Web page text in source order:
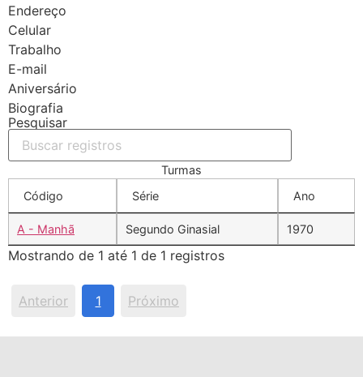
Endereço
Celular
Trabalho
E-mail
Aniversário
Biografia
Pesquisar
Turmas
Código
Série Ano
A - Manhã Segundo Ginasial 1970
Mostrando de 1 até 1 de 1 registros
Anterior 1 Próximo